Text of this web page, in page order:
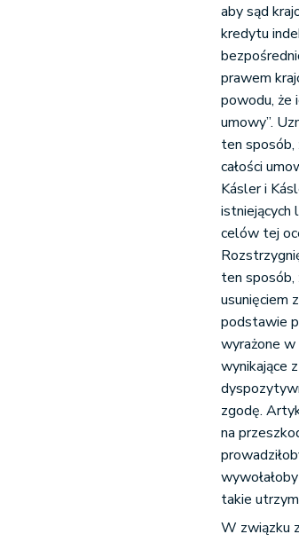
aby sąd
kredytu
prawem
powodu, że
umowy”.
ten sposób,
całości
Kásler i
istniejących
celów tej
ten sposób,
usunięciem
podstawie
wyrażone w
wynikające
zgodę.
na
takie
W związku